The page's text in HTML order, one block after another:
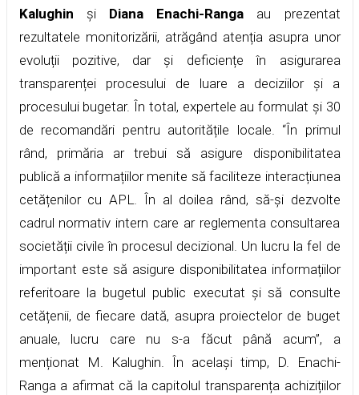
Kalughin și Diana Enachi-Ranga au prezentat
rezultatele monitorizării, atrăgând atenția asupra unor
evoluții pozitive, dar și deficiențe în asigurarea
transparenței procesului de luare a deciziilor și a
procesului bugetar. În total, expertele au formulat și 30
de recomandări pentru autoritățile locale. “În primul
rând, primăria ar trebui să asigure disponibilitatea
publică a informațiilor menite să faciliteze interacțiunea
cetățenilor cu APL. În al doilea rând, să-și dezvolte
cadrul normativ intern care ar reglementa consultarea
societății civile în procesul decizional. Un lucru la fel de
important este să asigure disponibilitatea informațiilor
referitoare la bugetul public executat și să consulte
cetățenii, de fiecare dată, asupra proiectelor de buget
anuale, lucru care nu s-a făcut până acum”, a
menționat M. Kalughin. În același timp, D. Enachi-
Ranga a afirmat că la capitolul transparența achizițiilor